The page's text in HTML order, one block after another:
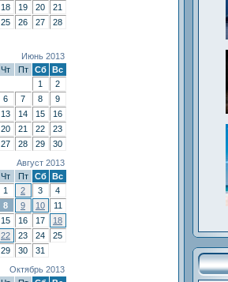
18 19 20
21
25 26 27
28
Июнь 2013
Чт Пт Сб
Вс
1
2
6 7 8
9
13 14 15
16
20 21 22
23
27 28 29
30
Август 2013
Чт Пт Сб
Вс
1
2 3
4
8 9 10
11
15 16 17
18
22 23 24
25
29 30
31
Октябрь 2013